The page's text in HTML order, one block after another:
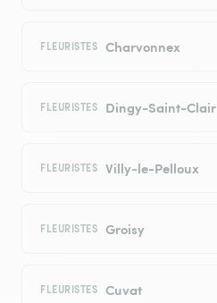
FLEURISTES Charvonnex
FLEURISTES Dingy-Saint-Clair
FLEURISTES Villy-le-Pelloux
FLEURISTES Groisy
FLEURISTES Cuvat